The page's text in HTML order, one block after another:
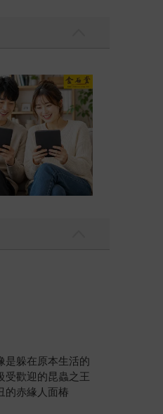
是躲在原本生活的
受歡迎的昆蟲之王
的赤緣人面椿